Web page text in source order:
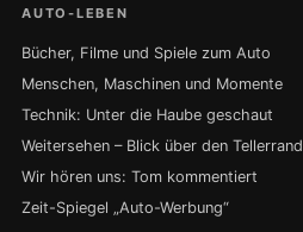
AUTO-LEBEN
Bücher, Filme und Spiele zum Auto
Menschen, Maschinen und Momente
Technik: Unter die Haube geschaut
Weitersehen – Blick über den Tellerrand
Wir hören uns: Tom kommentiert
Zeit-Spiegel „Auto-Werbung“